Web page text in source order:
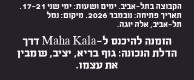
הקבוצה בתל-אביב. ימים ושעות: ימי שני 17-21.
תאריך פתיחה: נובמבר 2026. מיקום: נמל
תל-אביב, אלה יוגה.
הזמנה להיכנס ל-Maha Kala דרך
הדלת הנכונה: גוף בריא, יציב, שמבין
את עצמו.